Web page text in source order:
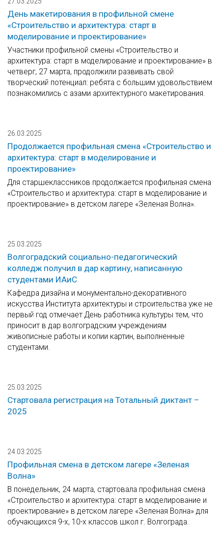
День макетирования в профильной смене
«Строительство и архитектура: старт в
моделирование и проектирование»
Участники профильной смены «Строительство и
архитектура: старт в моделирование и проектирование» в
четверг, 27 марта, продолжили развивать свой
творческий потенциал: ребята с большим удовольствием
познакомились с азами архитектурного макетирования.
26.03.2025
Продолжается профильная смена «Строительство и
архитектура: старт в моделирование и
проектирование»
Для старшеклассников продолжается профильная смена
«Строительство и архитектура: старт в моделирование и
проектирование» в детском лагере «Зеленая Волна».
25.03.2025
Волгоградский социально-педагогический
колледж получил в дар картину, написанную
студентами ИАиС
Кафедра дизайна и монументально-декоративного
искусства Института архитектуры и строительства уже не
первый год отмечает День работника культуры тем, что
приносит в дар волгоградским учреждениям
живописные работы и копии картин, выполненные
студентами.
25.03.2025
Стартовала регистрация на Тотальный диктант –
2025
24.03.2025
Профильная смена в детском лагере «Зеленая
Волна»
В понедельник, 24 марта, стартовала профильная смена
«Строительство и архитектура: старт в моделирование и
проектирование» в детском лагере «Зеленая Волна» для
обучающихся 9-х, 10-х классов школ г. Волгограда.